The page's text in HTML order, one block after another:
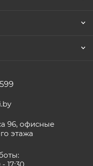
96, офисные
этажа